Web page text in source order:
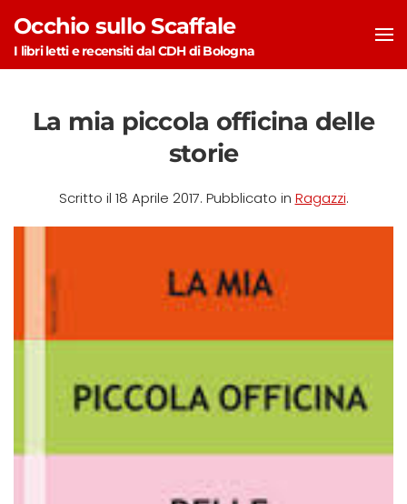
Skip to main content
Occhio sullo Scaffale
I libri letti e recensiti dal CDH di Bologna
La mia piccola officina delle
storie
Scritto il 18 Aprile 2017. Pubblicato in Ragazzi.